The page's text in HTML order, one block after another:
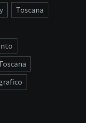
Toscana